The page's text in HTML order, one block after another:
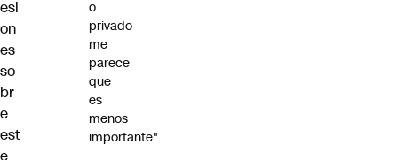
esi
on
es
so
br
e
est
e
o
privado
me
parece
que
es
menos
importante"